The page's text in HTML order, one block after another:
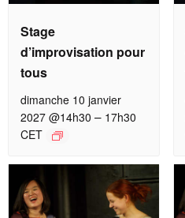
Stage
d’improvisation pour
tous
dimanche 10 janvier
2027 @14h30 – 17h30
CET